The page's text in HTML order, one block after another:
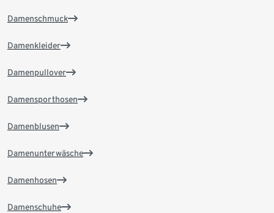
Damenschmuck
Damenkleider
Damenpullover
Damensporthosen
Damenblusen
Damenunterwäsche
Damenhosen
Damenschuhe